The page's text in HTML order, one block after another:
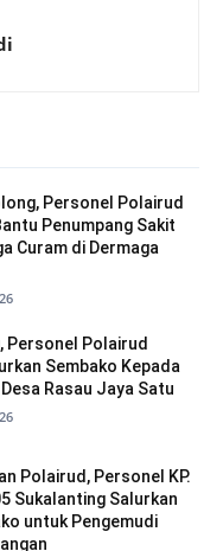
Personel Polairud
Penumpang Sakit
Curam di Dermaga
Personel Polairud
Sembako Kepada
Rasau Jaya Satu
Polairud, Personel KP.
Sukalanting Salurkan
untuk Pengemudi